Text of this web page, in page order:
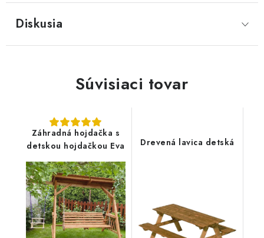
Diskusia
Súvisiaci tovar
Záhradná hojdačka s
detskou hojdačkou Eva
Drevená lavica detská